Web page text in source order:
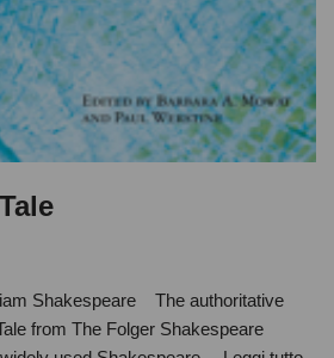
Shakespeare The authoritative
from The Folger Shakespeare